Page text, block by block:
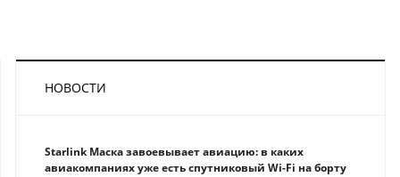
НОВОСТИ
Starlink Маска завоевывает авиацию: в каких
авиакомпаниях уже есть спутниковый Wi-Fi на борту